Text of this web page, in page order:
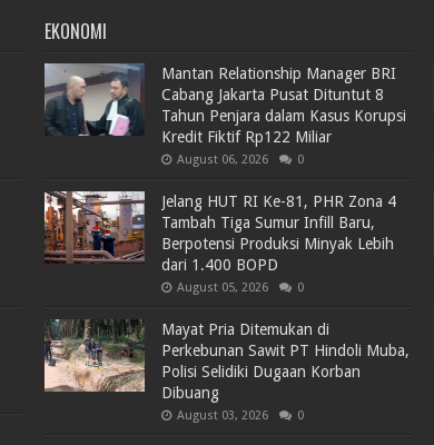
EKONOMI
Mantan Relationship Manager BRI
Cabang Jakarta Pusat Dituntut 8
Tahun Penjara dalam Kasus Korupsi
Kredit Fiktif Rp122 Miliar
August 06, 2026 0
Jelang HUT RI Ke-81, PHR Zona 4
Tambah Tiga Sumur Infill Baru,
Berpotensi Produksi Minyak Lebih
dari 1.400 BOPD
August 05, 2026 0
Mayat Pria Ditemukan di
Perkebunan Sawit PT Hindoli Muba,
Polisi Selidiki Dugaan Korban
Dibuang
August 03, 2026 0